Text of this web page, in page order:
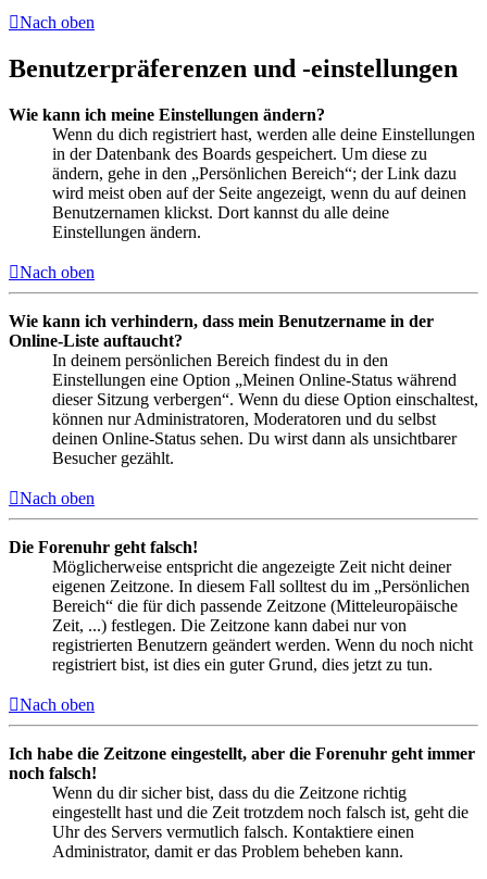
Nach oben
Benutzerpräferenzen und -einstellungen
Wie kann ich meine Einstellungen ändern?
Wenn du dich registriert hast, werden alle deine Einstellungen
in der Datenbank des Boards gespeichert. Um diese zu
ändern, gehe in den „Persönlichen Bereich“; der Link dazu
wird meist oben auf der Seite angezeigt, wenn du auf deinen
Benutzernamen klickst. Dort kannst du alle deine
Einstellungen ändern.
Nach oben
Wie kann ich verhindern, dass mein Benutzername in der
Online-Liste auftaucht?
In deinem persönlichen Bereich findest du in den
Einstellungen eine Option „Meinen Online-Status während
dieser Sitzung verbergen“. Wenn du diese Option einschaltest,
können nur Administratoren, Moderatoren und du selbst
deinen Online-Status sehen. Du wirst dann als unsichtbarer
Besucher gezählt.
Nach oben
Die Forenuhr geht falsch!
Möglicherweise entspricht die angezeigte Zeit nicht deiner
eigenen Zeitzone. In diesem Fall solltest du im „Persönlichen
Bereich“ die für dich passende Zeitzone (Mitteleuropäische
Zeit, ...) festlegen. Die Zeitzone kann dabei nur von
registrierten Benutzern geändert werden. Wenn du noch nicht
registriert bist, ist dies ein guter Grund, dies jetzt zu tun.
Nach oben
Ich habe die Zeitzone eingestellt, aber die Forenuhr geht immer
noch falsch!
Wenn du dir sicher bist, dass du die Zeitzone richtig
eingestellt hast und die Zeit trotzdem noch falsch ist, geht die
Uhr des Servers vermutlich falsch. Kontaktiere einen
Administrator, damit er das Problem beheben kann.